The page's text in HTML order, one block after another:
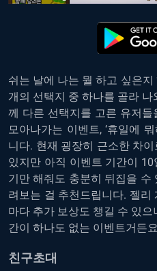
쉬는 날에 나는 뭘 하고 싶은지
개의 선택지 중 하나를 골라
께 다른 선택지를 고른 유저
모아나가는 이벤트, ‘휴일에
니다. 현재 굉장히 근소한 차
있지만 아직 이벤트 기간이
기만 해줘도 충분히 뒤집을
려보는 걸 추천드립니다. 젤리
마다 추가 보상도 챙길 수 있
간이 하나도 없는 이벤트거든
친구초대